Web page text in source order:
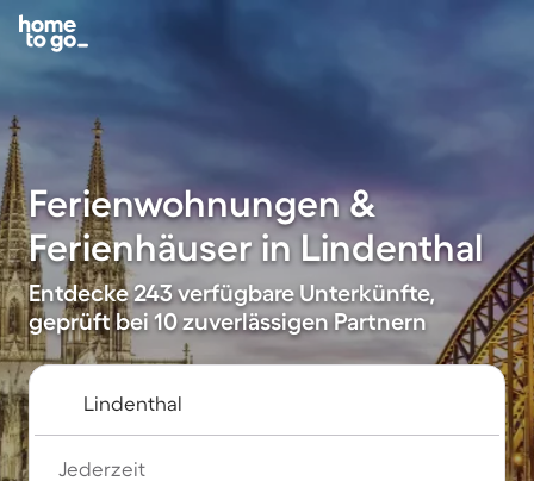
Ferienwohnungen &
Ferienhäuser in Lindenthal
Entdecke 243 verfügbare Unterkünfte,
geprüft bei 10 zuverlässigen Partnern
Jederzeit